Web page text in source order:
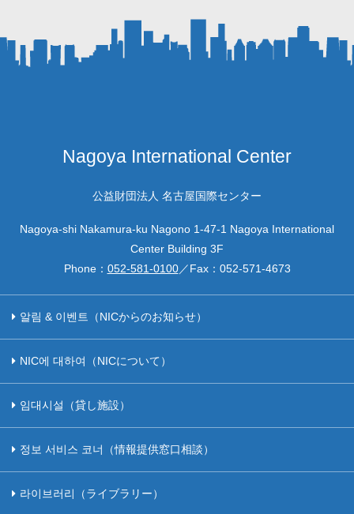
Nagoya International Center
公益財団法人 名古屋国際センター
Nagoya-shi Nakamura-ku Nagono 1-47-1 Nagoya International
Center Building 3F
Phone： 052-581-0100／Fax： 052-571-4673
알림 & 이벤트（NICからのお知らせ）
NIC에 대하여（NICについて）
임대시설（貸し施設）
정보 서비스 코너（情報提供窓口相談）
라이브러리（ライブラリー）